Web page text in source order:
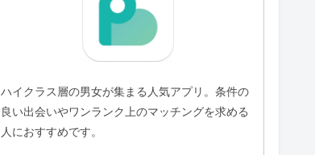
ハイクラス層の男女が集まる人気アプリ。条件の
良い出会いやワンランク上のマッチングを求める
人におすすめです。